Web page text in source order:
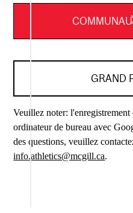
GRAND
Veuillez noter:
ordinateur de bureau avec
des questions, veuillez
info.athletics@mcgill.ca.